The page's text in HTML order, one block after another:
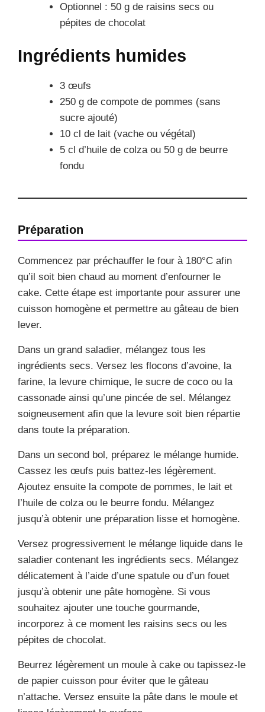
Optionnel : 50 g de raisins secs ou
pépites de chocolat
Ingrédients humides
3 œufs
250 g de compote de pommes (sans
sucre ajouté)
10 cl de lait (vache ou végétal)
5 cl d’huile de colza ou 50 g de beurre
fondu
Préparation
Commencez par préchauffer le four à 180°C afin
qu’il soit bien chaud au moment d’enfourner le
cake. Cette étape est importante pour assurer une
cuisson homogène et permettre au gâteau de bien
lever.
Dans un grand saladier, mélangez tous les
ingrédients secs. Versez les flocons d’avoine, la
farine, la levure chimique, le sucre de coco ou la
cassonade ainsi qu’une pincée de sel. Mélangez
soigneusement afin que la levure soit bien répartie
dans toute la préparation.
Dans un second bol, préparez le mélange humide.
Cassez les œufs puis battez-les légèrement.
Ajoutez ensuite la compote de pommes, le lait et
l’huile de colza ou le beurre fondu. Mélangez
jusqu’à obtenir une préparation lisse et homogène.
Versez progressivement le mélange liquide dans le
saladier contenant les ingrédients secs. Mélangez
délicatement à l’aide d’une spatule ou d’un fouet
jusqu’à obtenir une pâte homogène. Si vous
souhaitez ajouter une touche gourmande,
incorporez à ce moment les raisins secs ou les
pépites de chocolat.
Beurrez légèrement un moule à cake ou tapissez-le
de papier cuisson pour éviter que le gâteau
n’attache. Versez ensuite la pâte dans le moule et